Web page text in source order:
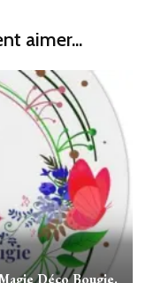
aimer...
Déco Bougie.